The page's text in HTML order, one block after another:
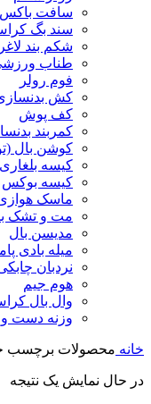
سافت باکس
سند بگ
شکم بند
طناب
فوم رولر
کش
کف پوش
کمربند
کوشن بال
کیسه بلغاری
کیسه بوکس
ماسک
مت و تشک
مدیسن بال
میله بادی
نردبان
هوم جیم
وال بال
وزنه دست و
خانه محصولات برچسب
در حال نمایش یک نتیجه